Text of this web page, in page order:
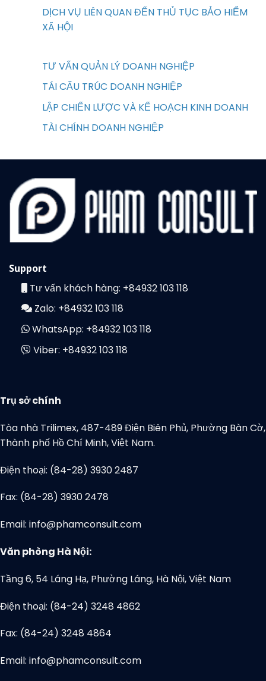
DỊCH VỤ LIÊN QUAN ĐẾN THỦ TỤC BẢO HIỂM
XÃ HỘI
TƯ VẤN QUẢN LÝ DOANH NGHIỆP
TÁI CẤU TRÚC DOANH NGHIỆP
LẬP CHIẾN LƯỢC VÀ KẾ HOẠCH KINH DOANH
TÀI CHÍNH DOANH NGHIỆP
Support
Tư vấn khách hàng: +84932 103 118
Zalo: +84932 103 118
WhatsApp: +84932 103 118
Viber: +84932 103 118
Trụ sở chính
Tòa nhà Trilimex, 487-489 Điện Biên Phủ, Phường Bàn Cờ,
Thành phố Hồ Chí Minh, Việt Nam.
Điện thoại: (84-28) 3930 2487
Fax: (84-28) 3930 2478
Email: info@phamconsult.com
Văn phòng Hà Nội:
Tầng 6, 54 Láng Hạ, Phường Láng, Hà Nội, Việt Nam
Điện thoại: (84-24) 3248 4862
Fax: (84-24) 3248 4864
Email: info@phamconsult.com